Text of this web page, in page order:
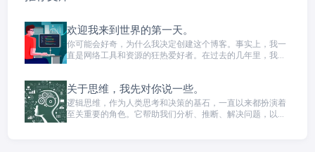
欢迎我来到世界的第一天。
你可能会好奇，为什么我决定创建这个博客。事实上，我一
直是网络工具和资源的狂热爱好者。在过去的几年里，我一
很多真正令人印象深刻的工具，但也遇到了一些需要避免的
坑，所以我希望通过这个博客分享我的经验，帮助其他人找
到最好的工具和资源。
关于思维，我先对你说一些。
逻辑思维，作为人类思考和决策的基石，一直以来都扮演着
至关重要的角色。它帮助我们分析、推断、解决问题，以及